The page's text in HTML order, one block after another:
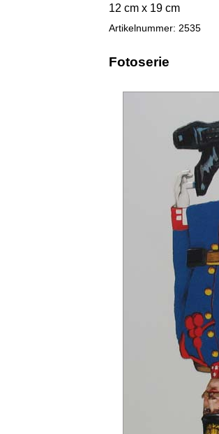
12 cm x 19 cm
Artikelnummer: 2535
Fotoserie